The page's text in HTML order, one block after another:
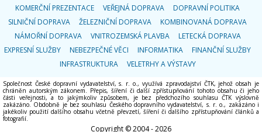
KOMERČNÍ PREZENTACE
VEŘEJNÁ DOPRAVA
DOPRAVNÍ POLITIKA
SILNIČNÍ DOPRAVA
ŽELEZNIČNÍ DOPRAVA
KOMBINOVANÁ DOPRAVA
NÁMOŘNÍ DOPRAVA
VNITROZEMSKÁ PLAVBA
LETECKÁ DOPRAVA
EXPRESNÍ SLUŽBY
NEBEZPEČNÉ VĚCI INFORMATIKA
FINANČNÍ SLUŽBY
INFRASTRUKTURA
VELETRHY A VÝSTAVY
Společnost České dopravní vydavatelství, s. r. o., využívá zpravodajství ČTK, jehož obsah je
chráněn autorským zákonem. Přepis, šíření či další zpřístupňování tohoto obsahu či jeho
části veřejnosti, a to jakýmkoliv způsobem, je bez předchozího souhlasu ČTK výslovně
zakázáno. Obdobně je bez souhlasu Českého dopravního vydavatelství, s. r. o., zakázáno i
jakékoliv použití dalšího obsahu včetně převzetí, šíření či dalšího zpřístupňování článků a
fotografií.
Copyright © 2004 - 2026